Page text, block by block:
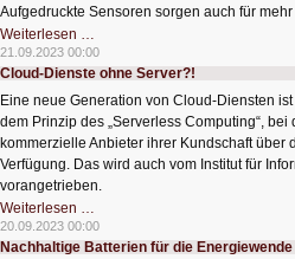
Aufgedruckte Sensoren sorgen auch für
Weiterlesen …
Druck
integriert
Sensoren
21.09.2023 00:00
Cloud-Dienste ohne Server?!
Eine neue Generation von Cloud-Diensten
dem Prinzip des „Serverless Computing“,
kommerzielle Anbieter ihrer Kundschaft über
Verfügung. Das wird auch vom Institut für
vorangetrieben.
Weiterlesen …
Dienste
ohne
Server?!
20.09.2023 00:00
Nachhaltige Batterien für die Energiewende